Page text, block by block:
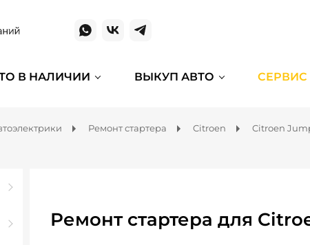
В НАЛИЧИИ ВЫКУП АВТО СЕРВИС
Ремонт стартера Citroen Citroen
Ремонт стартера для